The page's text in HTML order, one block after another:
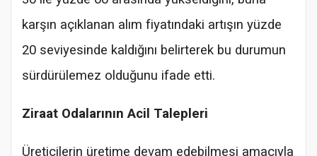
karşın açıklanan alım fiyatındaki artışın yüzde
20 seviyesinde kaldığını belirterek bu durumun
sürdürülemez olduğunu ifade etti.
Ziraat Odalarının Acil Talepleri
Üreticilerin üretime devam edebilmesi amacıyla